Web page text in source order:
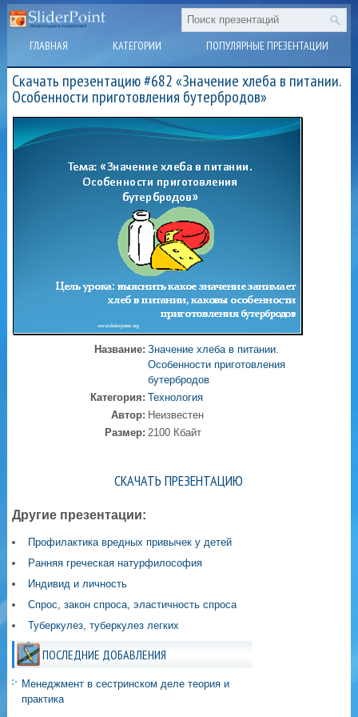
ГЛАВНАЯ КАТЕГОРИИ ПОПУЛЯРНЫЕ ПРЕЗЕНТАЦИИ
Скачать презентацию #682 «Значение хлеба в питании.
Особенности приготовления бутербродов»
Название: Значение хлеба в питании.
Особенности приготовления
бутербродов
Категория: Технология
Автор: Неизвестен
Размер: 2100 Кбайт
СКАЧАТЬ ПРЕЗЕНТАЦИЮ
Другие презентации:
Профилактика вредных привычек у детей
Ранняя греческая натурфилософия
Индивид и личность
Спрос, закон спроса, эластичность спроса
Туберкулез, туберкулез легких
ПОСЛЕДНИЕ ДОБАВЛЕНИЯ
Менеджмент в сестринском деле теория и
практика